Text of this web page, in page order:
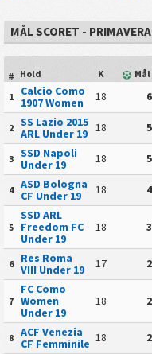
MÅL SCORET -
# Hold K
1
Calcio Como
1907 Women
18
2 SS Lazio 2015
ARL Under 19
18
3 SSD Napoli
Under 19
18
4 ASD Bologna
CF Under 19
18
5
SSD ARL
Freedom FC
Under 19
18
6
Res Roma
VIII Under 19
17
7
FC Como
Women
Under 19
18
8 ACF Venezia
CF Femminile 18